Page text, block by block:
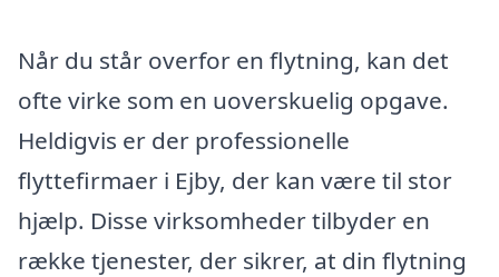
Når du står overfor en flytning, kan det
ofte virke som en uoverskuelig opgave.
Heldigvis er der professionelle
flyttefirmaer i Ejby, der kan være til stor
hjælp. Disse virksomheder tilbyder en
række tjenester, der sikrer, at din flytning